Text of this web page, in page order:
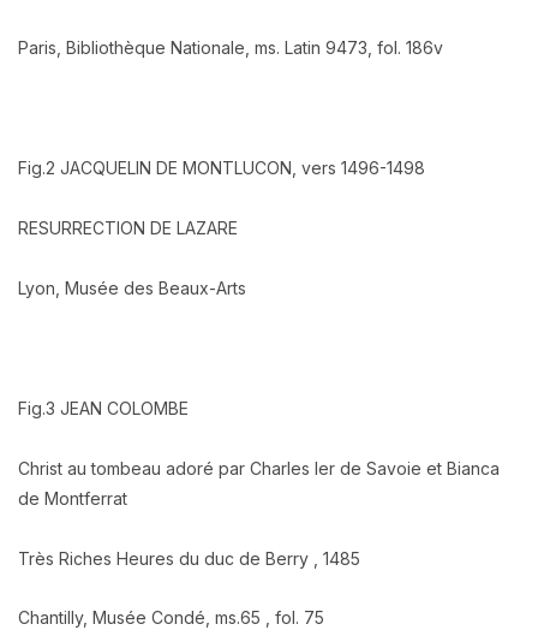
Paris, Bibliothèque Nationale, ms. Latin 9473, fol. 186v
Fig.2 JACQUELIN DE MONTLUCON, vers 1496-1498
RESURRECTION DE LAZARE
Lyon, Musée des Beaux-Arts
Fig.3 JEAN COLOMBE
Christ au tombeau adoré par Charles Ier de Savoie et Bianca
de Montferrat
Très Riches Heures du duc de Berry , 1485
Chantilly, Musée Condé, ms.65 , fol. 75